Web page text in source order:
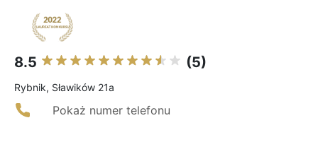
8.5 (5)
Rybnik, Sławików 21a
Pokaż numer telefonu